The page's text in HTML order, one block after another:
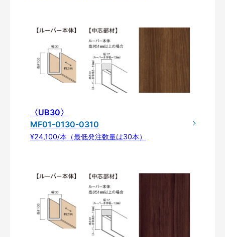
〈UB30〉
MF01-0130-0310
¥24,100/本（最低発注数量は30本）